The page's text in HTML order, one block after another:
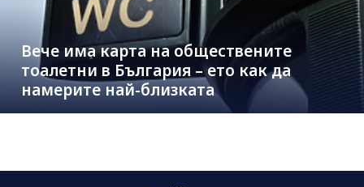
Вече има карта на обществените
тоалетни в България – ето как да
намерите най-близката